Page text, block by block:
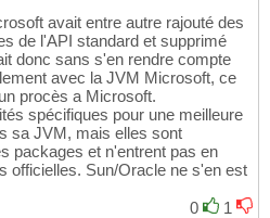
avait entre autre rajouté des
de l'API standard et supprimé
donc sans s'en rendre compte
avec la JVM Microsoft, ce
procès a Microsoft.
spécifiques pour une meilleure
sa JVM, mais elles sont
packages et n'entrent pas en
officielles. Sun/Oracle ne s'en est
0
1